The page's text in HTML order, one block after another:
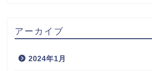
アーカイブ
2024年1月